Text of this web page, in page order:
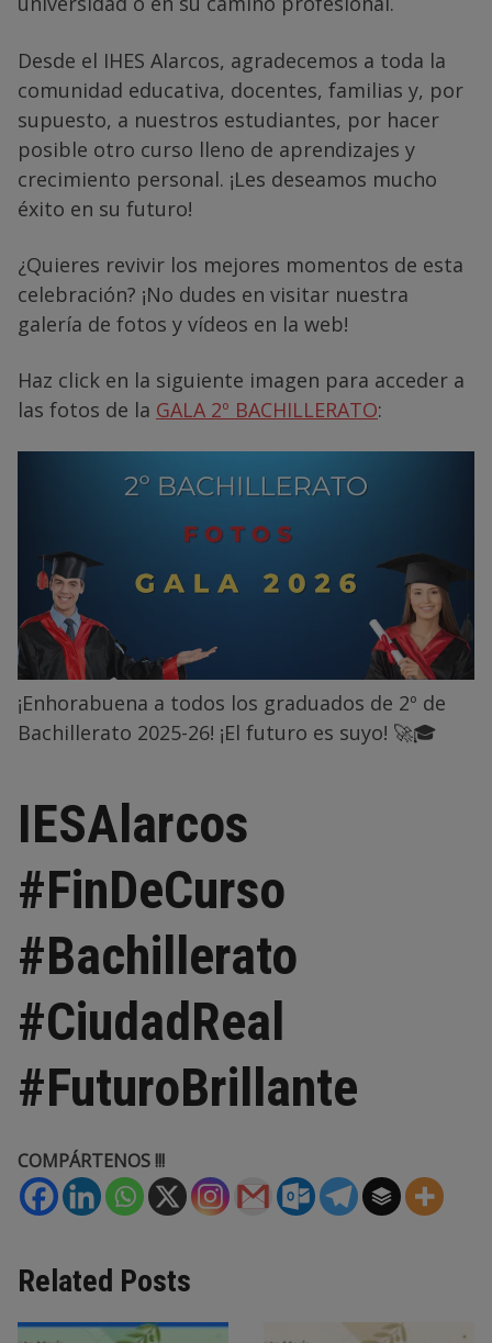
Desde el IHES Alarcos, agradecemos a toda la
comunidad educativa, docentes, familias y, por
supuesto, a nuestros estudiantes, por hacer
posible otro curso lleno de aprendizajes y
crecimiento personal. ¡Les deseamos mucho
éxito en su futuro!
¿Quieres revivir los mejores momentos de esta
celebración? ¡No dudes en visitar nuestra
galería de fotos y vídeos en la web!
Haz click en la siguiente imagen para acceder a
las fotos de la GALA 2º BACHILLERATO:
¡Enhorabuena a todos los graduados de 2º de
Bachillerato 2025-26! ¡El futuro es suyo! 🚀🎓
IESAlarcos
#FinDeCurso
#Bachillerato
#CiudadReal
#FuturoBrillante
COMPÁRTENOS !!!
Related Posts